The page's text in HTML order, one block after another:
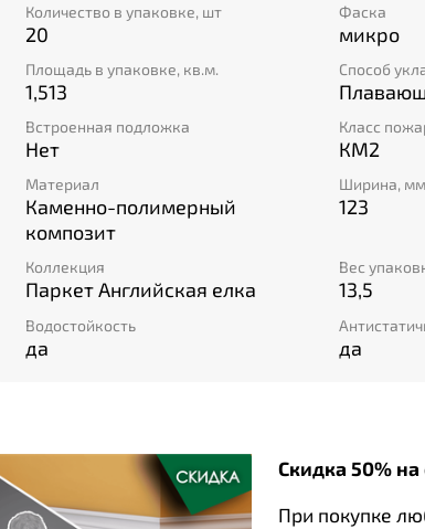
Количество в упаковке, шт
20
Фаска
микро
Площадь в упаковке, кв.м.
1,513
Способ
Встроенная подложка
Нет
Класс
КМ2
Материал
Каменно-полимерный
композит
Ширина, мм
123
Коллекция
Паркет Английская елка
Вес
13,5
Водостойкость
да да
Скидка 50%
При покупке